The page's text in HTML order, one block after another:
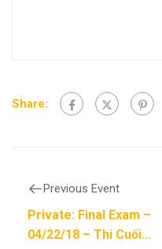
Share:
Previous Event
Private: Final Exam –
04/22/18 – Thi Cuối